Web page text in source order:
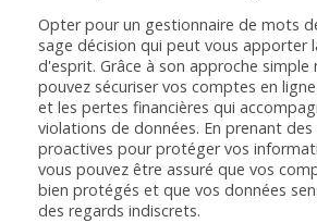
Opter pour un gestionnaire de mots
sage décision qui peut vous apporter
d'esprit. Grâce à son approche simple
pouvez sécuriser vos comptes en
et les pertes financières qui
violations de données. En prenant des
proactives pour protéger vos
vous pouvez être assuré que vos
bien protégés et que vos données
des regards indiscrets.